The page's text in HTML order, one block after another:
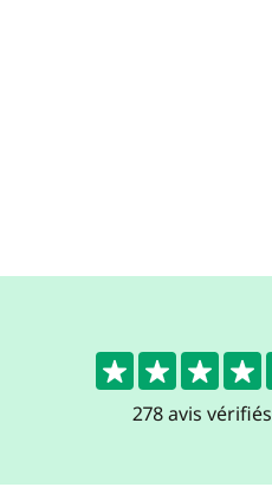
4.6
278 avis vérifiés